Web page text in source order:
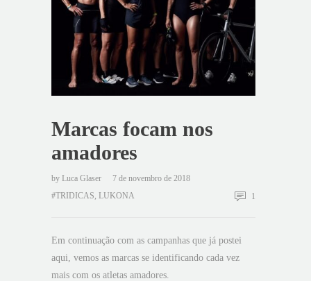
Marcas focam nos
amadores
by Luca Glaser
7 de novembro de 2018
#TRIDICAS, LUKONA 1
Em continuação com as campanhas que já postei
aqui, vemos as marcas se identificando cada vez
mais com os atletas amadores.